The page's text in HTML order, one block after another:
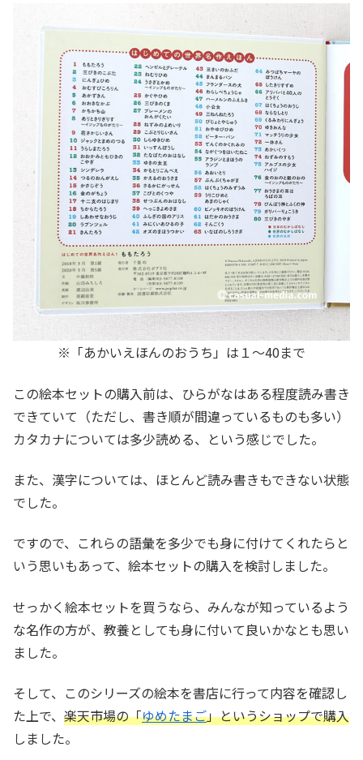
※「あかいえほんのおうち」は１～40まで
この絵本セットの購入前は、ひらがなはある程度読み書き
できていて（ただし、書き順が間違っているものも多い）
カタカナについては多少読める、という感じでした。
また、漢字については、ほとんど読み書きもできない状態
でした。
ですので、これらの語彙を多少でも身に付けてくれたらと
いう思いもあって、絵本セットの購入を検討しました。
せっかく絵本セットを買うなら、みんなが知っているよう
な名作の方が、教養としても身に付いて良いかなとも思い
ました。
そして、このシリーズの絵本を書店に行って内容を確認し
た上で、 楽天市場の「ゆめたまご」というショップで購入
しました。